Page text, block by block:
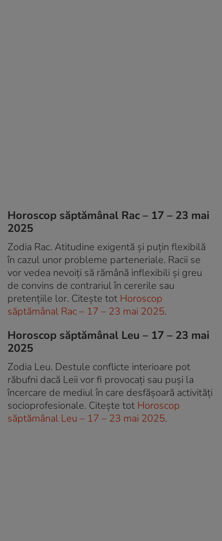
Horoscop săptămânal Rac – 17 – 23 mai
2025
Zodia Rac. Atitudine exigentă și puțin flexibilă
în cazul unor probleme parteneriale. Racii se
vor vedea nevoiți să rămână inflexibili și greu
de convins de contrariul în cererile sau
pretențiile lor. Citește tot Horoscop
săptămânal Rac – 17 – 23 mai 2025.
Horoscop săptămânal Leu – 17 – 23 mai
2025
Zodia Leu. Destule conflicte interioare pot
răbufni dacă Leii vor fi provocați sau puși la
încercare de mediul în care desfășoară activități
socioprofesionale. Citește tot Horoscop
săptămânal Leu – 17 – 23 mai 2025.